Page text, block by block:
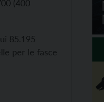
(400
85.195
per le fasce